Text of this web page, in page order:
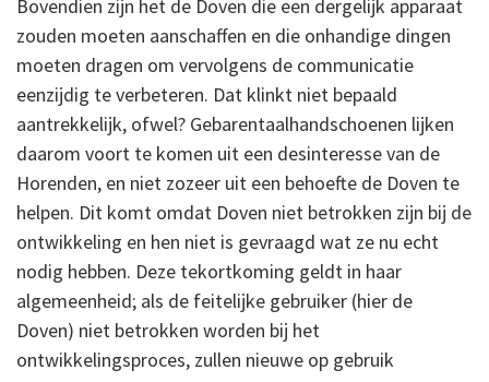
Bovendien zijn het de Doven die een dergelijk apparaat
zouden moeten aanschaffen en die onhandige dingen
moeten dragen om vervolgens de communicatie
eenzijdig te verbeteren. Dat klinkt niet bepaald
aantrekkelijk, ofwel? Gebarentaalhandschoenen lijken
daarom voort te komen uit een desinteresse van de
Horenden, en niet zozeer uit een behoefte de Doven te
helpen. Dit komt omdat Doven niet betrokken zijn bij de
ontwikkeling en hen niet is gevraagd wat ze nu echt
nodig hebben. Deze tekortkoming geldt in haar
algemeenheid; als de feitelijke gebruiker (hier de
Doven) niet betrokken worden bij het
ontwikkelingsproces, zullen nieuwe op gebruik